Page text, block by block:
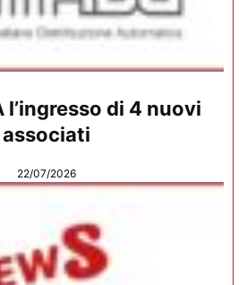
l’ingresso di 4 nuovi
associati
22/07/2026